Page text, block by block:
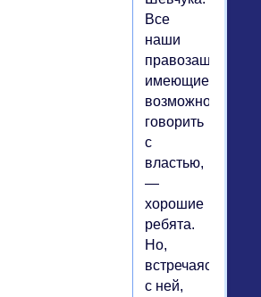
Все
наши
правозащитники,
имеющие
возможность
говорить
с
властью,
—
хорошие
ребята.
Но,
встречаясь
с ней,